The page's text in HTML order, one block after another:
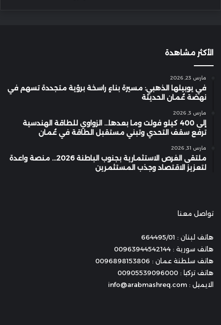
الأكثر مشاهدة
مارس 23, 2026
في يوبيلها الذهبي: مسيرة بناءٍ راسخة برؤية متجددة تسهم في
نهضة عُمان الحديثة
مارس 3, 2026
إلى 400 كيلو فولت وما بعدها… الزواوي للطاقة الهندسية
ترفع سقف التحدي وتبني مستقبل الطاقة في عُمان
مارس 31, 2026
ملتقى الفرص الاستثمارية بجنوب الباطنة 2026… منصة واعدة
لتعزيز الاقتصاد وجذب المستثمرين
تواصل معنا
هاتف لبنان : 664495/01
هاتف سورية : 00963944542144
هاتف سلطنة عمان : 0096898153806
هاتف تركيا : 00905539096000
الايميل : info@arabmashreq.com